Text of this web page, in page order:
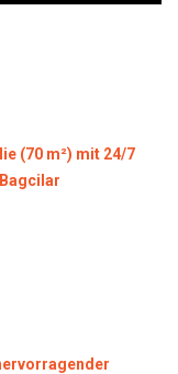
(70 m²) mit 24/7